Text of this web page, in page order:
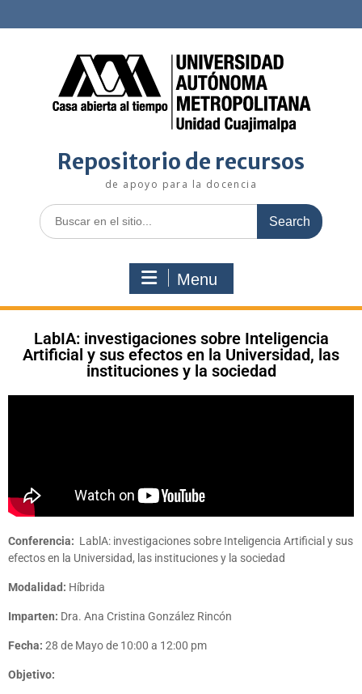
Repositorio de recursos
de apoyo para la docencia
Menu
LabIA: investigaciones sobre Inteligencia
Artificial y sus efectos en la Universidad, las
instituciones y la sociedad
Conferencia: LablA: investigaciones sobre Inteligencia Artificial y sus
efectos en la Universidad, las instituciones y la sociedad
Modalidad: Híbrida
Imparten: Dra. Ana Cristina González Rincón
Fecha: 28 de Mayo de 10:00 a 12:00 pm
Objetivo: